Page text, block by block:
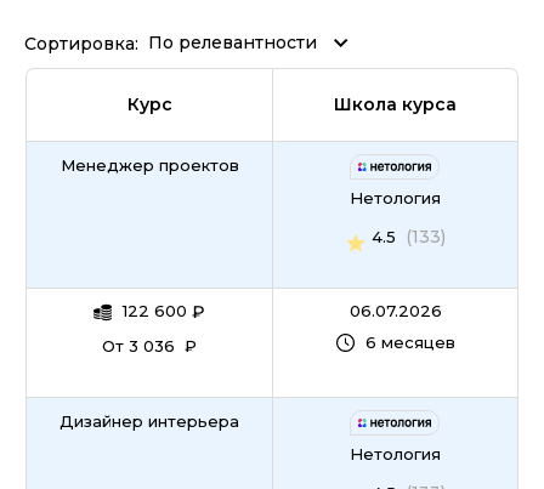
Математика
Бухгалтерия
Фреймворк Node.JS
Работа с GIT
Визуализация данных
Сортировка: По релевантности
Курс Школа курса
Менеджер проектов
122 600 ₽
От 3 036 ₽
Нетология
4.5
(133)
06.07.2026
6 месяцев
Дизайнер интерьера
Нетология